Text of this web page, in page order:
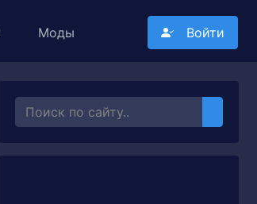
Моды Войти